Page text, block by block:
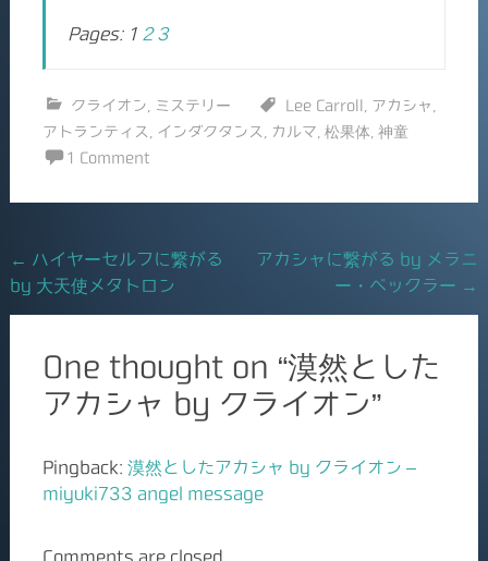
e
o
o
Pages: 1 2 3
クライオン ミステリー Lee Carroll アカシャ
アトランティス
インダクタンス カルマ 松果体 神童
1 Comment
Post
navigation
← ハイヤーセルフに繋がる
by 大天使メタトロン
アカシャに繋がる by メラニ
ー・ベックラー →
One thought on “漠然とした
アカシャ by クライオン”
Pingback: 漠然としたアカシャ by クライオン –
miyuki733 angel message
Comments are closed.